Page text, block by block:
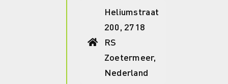
Heliumstraat
200, 2718
RS
Zoetermeer,
Nederland